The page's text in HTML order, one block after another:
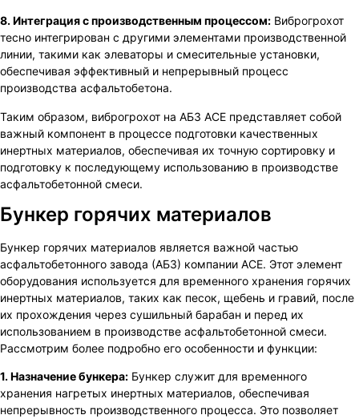
8. Интеграция с производственным процессом: Виброгрохот
тесно интегрирован с другими элементами производственной
линии, такими как элеваторы и смесительные установки,
обеспечивая эффективный и непрерывный процесс
производства асфальтобетона.
Таким образом, виброгрохот на АБЗ ACE представляет собой
важный компонент в процессе подготовки качественных
инертных материалов, обеспечивая их точную сортировку и
подготовку к последующему использованию в производстве
асфальтобетонной смеси.
Бункер горячих материалов
Бункер горячих материалов является важной частью
асфальтобетонного завода (АБЗ) компании ACE. Этот элемент
оборудования используется для временного хранения горячих
инертных материалов, таких как песок, щебень и гравий, после
их прохождения через сушильный барабан и перед их
использованием в производстве асфальтобетонной смеси.
Рассмотрим более подробно его особенности и функции:
1. Назначение бункера: Бункер служит для временного
хранения нагретых инертных материалов, обеспечивая
непрерывность производственного процесса. Это позволяет